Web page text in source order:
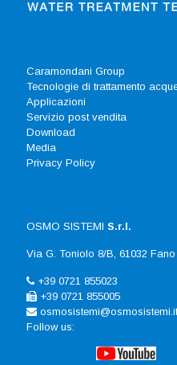
Caramondani Group
Tecnologie di trattamento
Applicazioni
Servizio post vendita
Download
Media
Privacy Policy
OSMO SISTEMI S.r.l.
Via G. Toniolo 8/B, 61032
+39 0721 855023
+39 0721 855005
osmosistemi@osmosistemi.it